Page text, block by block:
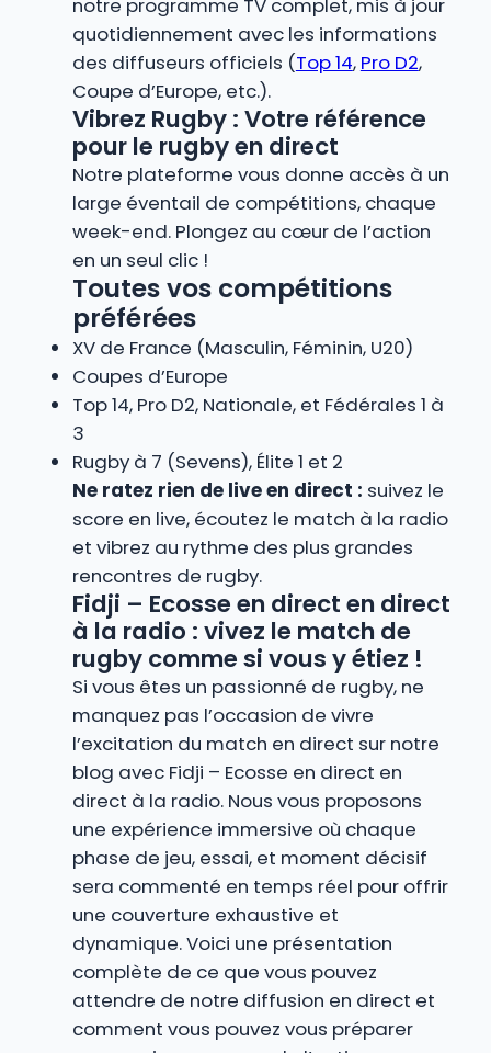
notre programme TV complet, mis à jour
quotidiennement avec les informations
des diffuseurs officiels (Top 14, Pro D2,
Coupe d’Europe, etc.).
Vibrez Rugby : Votre référence
pour le rugby en direct
Notre plateforme vous donne accès à un
large éventail de compétitions, chaque
week-end. Plongez au cœur de l’action
en un seul clic !
Toutes vos compétitions
préférées
XV de France (Masculin, Féminin, U20)
Coupes d’Europe
Top 14, Pro D2, Nationale, et Fédérales 1 à
3
Rugby à 7 (Sevens), Élite 1 et 2
Ne ratez rien de live en direct : suivez le
score en live, écoutez le match à la radio
et vibrez au rythme des plus grandes
rencontres de rugby.
Fidji – Ecosse en direct en direct
à la radio : vivez le match de
rugby comme si vous y étiez !
Si vous êtes un passionné de rugby, ne
manquez pas l’occasion de vivre
l’excitation du match en direct sur notre
blog avec Fidji – Ecosse en direct en
direct à la radio. Nous vous proposons
une expérience immersive où chaque
phase de jeu, essai, et moment décisif
sera commenté en temps réel pour offrir
une couverture exhaustive et
dynamique. Voici une présentation
complète de ce que vous pouvez
attendre de notre diffusion en direct et
comment vous pouvez vous préparer